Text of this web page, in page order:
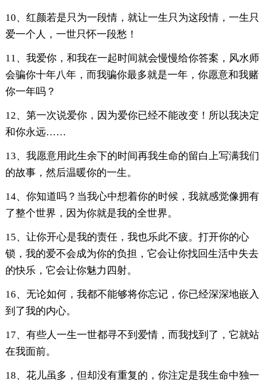
10、红颜若是只为一段情，就让一生只为这段情，一生只
爱一个人，一世只怀一段愁！
11、我爱你，和我在一起时间就会慢慢给你答案，风水师
会骗你十年八年，而我骗你最多就是一年，你愿意和我赌
你一年吗？
12、第一次说爱你，因为爱你已经不能改变！所以我决定
和你永远……
13、我愿意用此生余下的时间再我生命的留白上写满我们
的故事，然后温暖你的一生。
14、你知道吗？当我心中想着你的时候，我就感觉像拥有
了整个世界，因为你就是我的全世界。
15、让你开心是我的责任，我也乐此不疲。打开你的心
锁，我的爱不会成为你的负担，它会让你找回生活中失去
的快乐，它会让你魅力四射。
16、无论如何，我都不能够将你忘记，你已经深深地嵌入
到了我的内心。
17、有些人一生一世都寻不到爱情，而我找到了，它就站
在我面前。
18、花儿虽多，但却没有重复的，你注定是我生命中独一